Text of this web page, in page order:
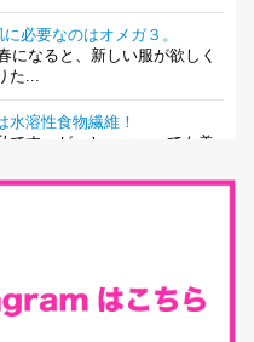
必要なのはオメガ３。
になると、新しい服が欲しく
た...
水溶性食物繊維！
です。が、と〜〜〜っても美
でいっちばん大事！だと私
う？
カにしているんだけど確か